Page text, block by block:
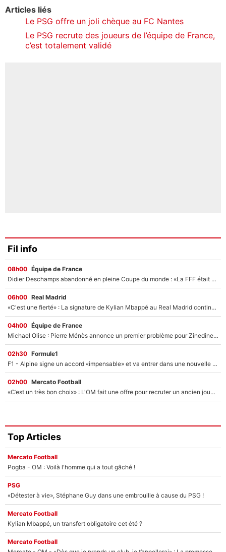
Articles liés
Le PSG offre un joli chèque au FC Nantes
Le PSG recrute des joueurs de l’équipe de France,
c’est totalement validé
Fil info
08h00 Équipe de France
Didier Deschamps abandonné en pleine Coupe du monde : «La FFF était déjà passée à Zinedine Zidane»
06h00 Real Madrid
«C'est une fierté» : La signature de Kylian Mbappé au Real Madrid continue de régaler l'Espagne
04h00 Équipe de France
Michael Olise : Pierre Ménès annonce un premier problème pour Zinedine Zidane en équipe de France
02h30 Formule1
F1 - Alpine signe un accord «impensable» et va entrer dans une nouvelle dimension : Grande nouvelle pour Pierre Gasly !
02h00 Mercato Football
«C’est un très bon choix» : L'OM fait une offre pour recruter un ancien joueur du PSG... et c'est validé dans l'After Foot !
Top Articles
Mercato Football
Pogba - OM : Voilà l'homme qui a tout gâché !
PSG
«Détester à vie», Stéphane Guy dans une embrouille à cause du PSG !
Mercato Football
Kylian Mbappé, un transfert obligatoire cet été ?
Mercato Football